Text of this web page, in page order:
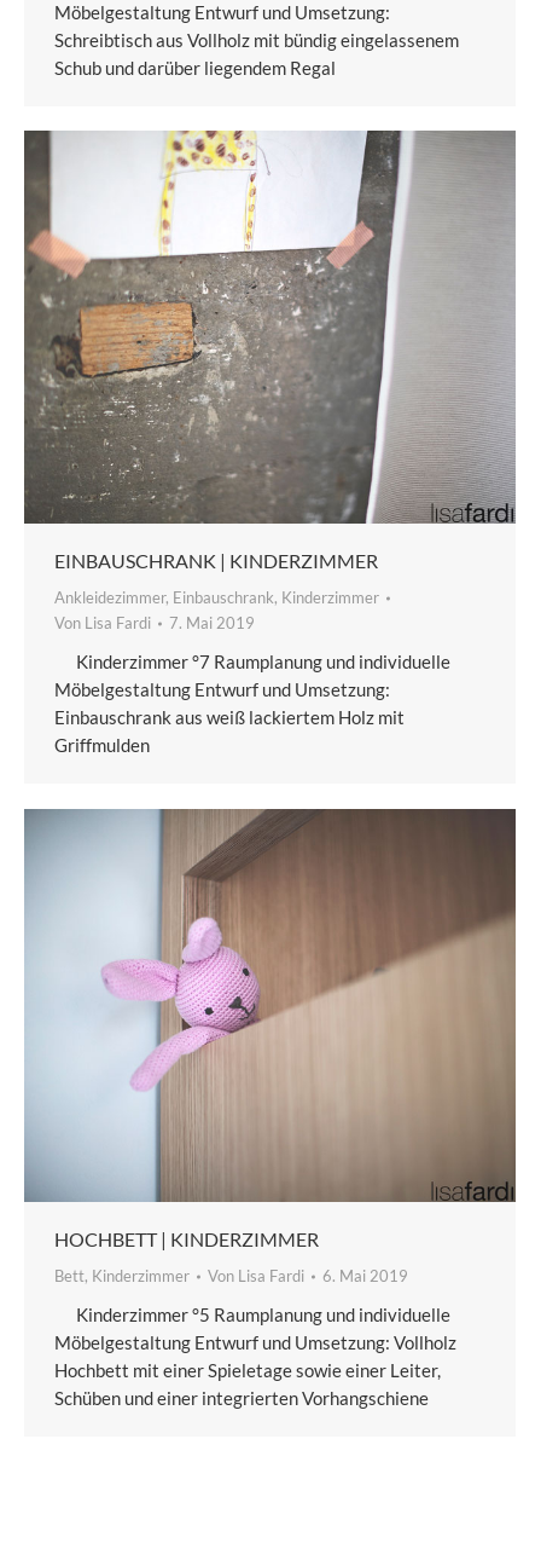
Möbelgestaltung Entwurf und Umsetzung:
Schreibtisch aus Vollholz mit bündig eingelassenem
Schub und darüber liegendem Regal
EINBAUSCHRANK | KINDERZIMMER
Ankleidezimmer, Einbauschrank, Kinderzimmer
Von Lisa Fardi 7. Mai 2019
Kinderzimmer °7 Raumplanung und individuelle
Möbelgestaltung Entwurf und Umsetzung:
Einbauschrank aus weiß lackiertem Holz mit
Griffmulden
HOCHBETT | KINDERZIMMER
Bett, Kinderzimmer Von Lisa Fardi 6. Mai 2019
Kinderzimmer °5 Raumplanung und individuelle
Möbelgestaltung Entwurf und Umsetzung: Vollholz
Hochbett mit einer Spieletage sowie einer Leiter,
Schüben und einer integrierten Vorhangschiene